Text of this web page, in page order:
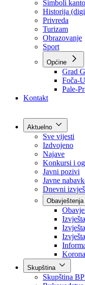
O kantonu
O kantonu
Simboli
Historija
Privreda
Turizam
Obrazovanje
Sport
Općine
Kontakt
Aktuelno
Sve vijesti
Izdvojeno
Najave
Konkursi i
Javni pozivi
Javne
Dnevni